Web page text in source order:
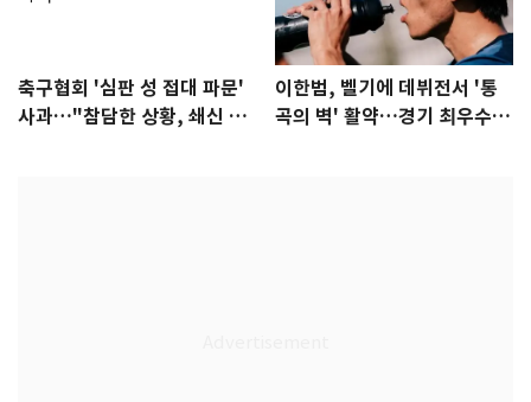
축구협회 '심판 성 접대 파문'
사과…"참담한 상황, 쇄신 약
이한범, 벨기에 데뷔전서 '통
곡의 벽' 활약…경기 최우수선